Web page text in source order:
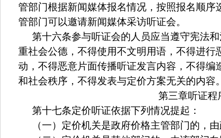
管部门根据新闻媒体报名情况，按照报名顺序
管部门可以邀请新闻媒体采访听证会。
第十六条参与听证会的人员应当遵守宪法
重社会公德，不得使用不文明用语，不得进行
动，不得恶意片面传播听证发言内容，不得编
和社会秩序，不得发表与定价方案无关的内容
第三章听证程
第十七条定价听证依据下列情况提起：
（一）定价机关是政府价格主管部门的，